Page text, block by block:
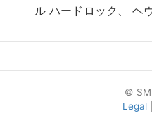
ル ハードロック、 ヘ
©
Legal